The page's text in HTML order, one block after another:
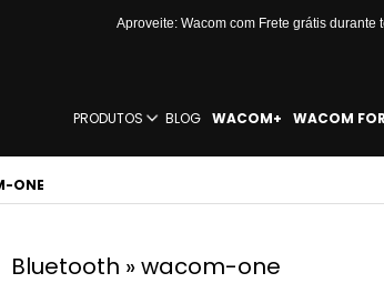
Aproveite: Wacom com Frete grátis durante
PRODUTOS BLOG WACOM+ WACOM
ONE
Bluetooth » wacom-one